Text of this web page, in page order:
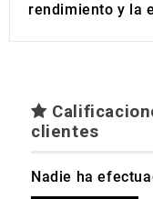
rendimiento y la
clientes
Nadie ha